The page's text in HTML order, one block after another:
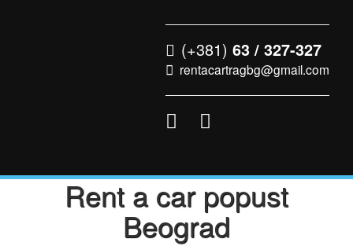
(+381) 63 / 327-327
rentacartragbg@gmail.com
Rent a car popust
Beograd